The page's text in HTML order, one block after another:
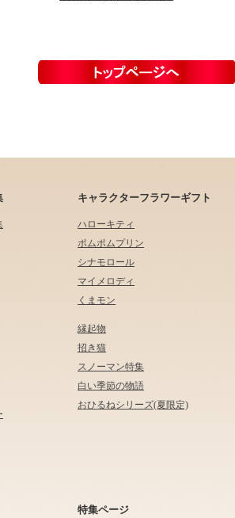
キャラクターフラワーギフト
ハローキティ
ポムポムプリン
シナモロール
マイメロディ
くまモン
縁起物
招き猫
スノーマン特集
白い季節の物語
おひるねシリーズ(夏限定)
特集ページ